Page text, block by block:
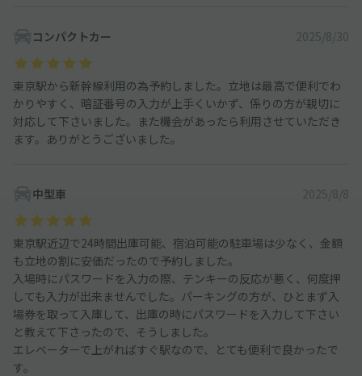
コンパクトカー 2025/8/30
東京駅から新幹線利用の為予約しました。立地は最高で便利でわ
かりやすく、暗証番号の入力が上手くいかず、係りの方が親切に
対応して下さいました。また機会があったら利用させていただき
ます。ありがとうございました。
中型車 2025/8/8
東京駅近辺で24時間出庫可能、宿泊可能の駐車場は少なく、金額
も立地の割に安価だったので予約しました。
入場時にパスワードを入力の際、テンキーの反応が悪く、何度押
しても入力が出来ませんでした。パーキングの方が、ひとまず入
場券を取って入庫して、出庫の時にパスワードを入力して下さい
と教えて下さったので、そうしました。
エレベーターで上がればすぐ駅なので、とても便利で良かったで
す。